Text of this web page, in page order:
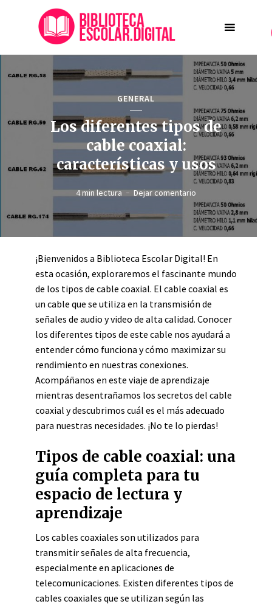
GENERAL
Los diferentes tipos de
cable coaxial:
características y usos
4 min lectura Dejar comentario
¡Bienvenidos a Biblioteca Escolar Digital! En
esta ocasión, exploraremos el fascinante mundo
de los tipos de cable coaxial. El cable coaxial es
un cable que se utiliza en la transmisión de
señales de audio y video de alta calidad. Conocer
los diferentes tipos de este cable nos ayudará a
entender cómo funciona y cómo maximizar su
rendimiento en nuestras conexiones.
Acompáñanos en este viaje de aprendizaje
mientras desentrañamos los secretos del cable
coaxial y descubrimos cuál es el más adecuado
para nuestras necesidades. ¡No te lo pierdas!
Tipos de cable coaxial: una
guía completa para tu
espacio de lectura y
aprendizaje
Los cables coaxiales son utilizados para
transmitir señales de alta frecuencia,
especialmente en aplicaciones de
telecomunicaciones. Existen diferentes tipos de
cables coaxiales que se utilizan según las